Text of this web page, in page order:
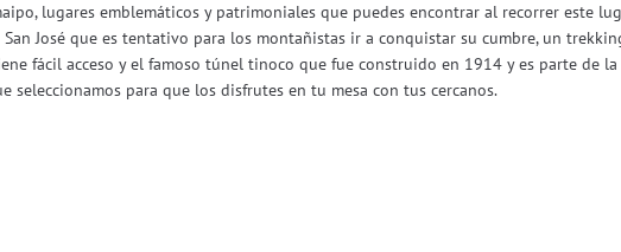
lugares emblemáticos y patrimoniales que puedes encontrar al recorrer este
José que es tentativo para los montañistas ir a conquistar su cumbre, un
fácil acceso y el famoso túnel tinoco que fue construido en 1914 y es parte de
seleccionamos para que los disfrutes en tu mesa con tus cercanos.